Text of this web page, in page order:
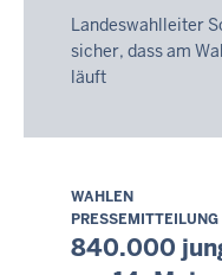
08:05
Landeswahlleiter
sicher, dass am
läuft
Sonntag,
9.
August
WAHLEN
PRESSEMITTEILUNG
840.000